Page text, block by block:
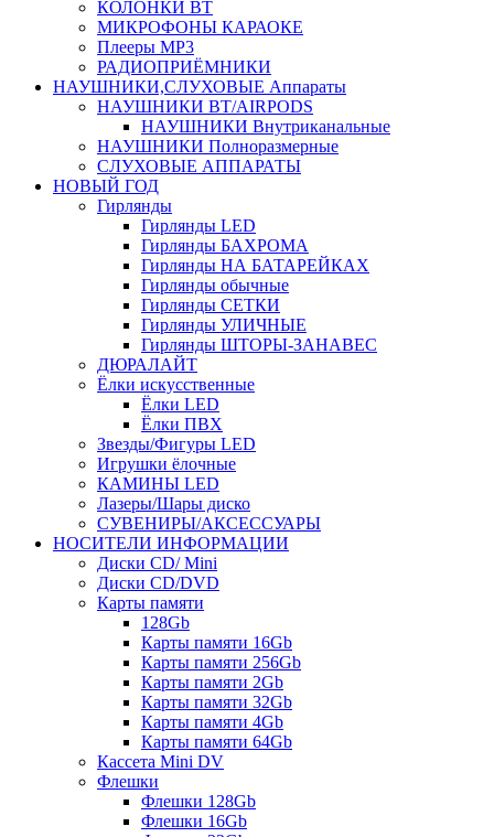
КОЛОНКИ BT
МИКРОФОНЫ КАРАОКЕ
Плееры MP3
РАДИОПРИЁМНИКИ
НАУШНИКИ,СЛУХОВЫЕ Аппараты
НАУШНИКИ BT/AIRPODS
НАУШНИКИ Внутриканальные
НАУШНИКИ Полноразмерные
СЛУХОВЫЕ АППАРАТЫ
НОВЫЙ ГОД
Гирлянды
Гирлянды LED
Гирлянды БАХРОМА
Гирлянды НА БАТАРЕЙКАХ
Гирлянды обычные
Гирлянды СЕТКИ
Гирлянды УЛИЧНЫЕ
Гирлянды ШТОРЫ-ЗАНАВЕС
ДЮРАЛАЙТ
Ёлки искусственные
Ёлки LED
Ёлки ПВХ
Звезды/Фигуры LED
Игрушки ёлочные
КАМИНЫ LED
Лазеры/Шары диско
СУВЕНИРЫ/АКСЕССУАРЫ
НОСИТЕЛИ ИНФОРМАЦИИ
Диски CD/ Mini
Диски CD/DVD
Карты памяти
128Gb
Карты памяти 16Gb
Карты памяти 256Gb
Карты памяти 2Gb
Карты памяти 32Gb
Карты памяти 4Gb
Карты памяти 64Gb
Кассета Mini DV
Флешки
Флешки 128Gb
Флешки 16Gb